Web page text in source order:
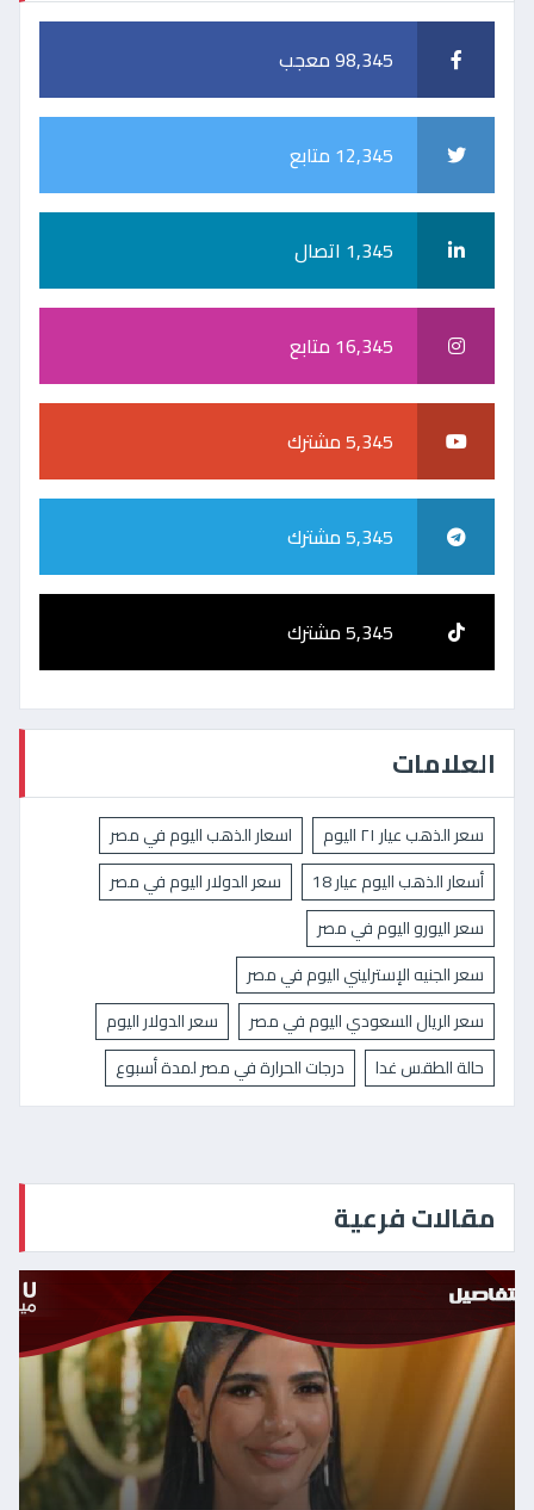
98,345 معجب
12,345 متابع
1,345 اتصال
16,345 متابع
5,345 مشترك
5,345 مشترك
5,345 مشترك
العلامات
سعر الذهب عيار ٢١ اليوم
اسعار الذهب اليوم في مصر
أسعار الذهب اليوم عيار 18
سعر الدولار اليوم في مصر
سعر اليورو اليوم في مصر
سعر الجنيه الإسترليني اليوم في مصر
سعر الريال السعودي اليوم في مصر
سعر الدولار اليوم
حالة الطقس غدا
درجات الحرارة في مصر لمدة أسبوع
مقالات فرعية